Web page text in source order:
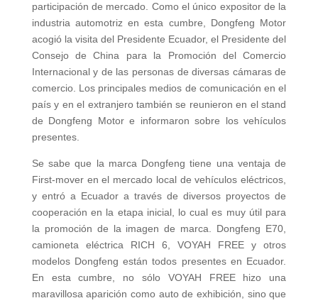
participación de mercado. Como el único expositor de la
industria automotriz en esta cumbre, Dongfeng Motor
acogió la visita del Presidente Ecuador, el Presidente del
Consejo de China para la Promoción del Comercio
Internacional y de las personas de diversas cámaras de
comercio. Los principales medios de comunicación en el
país y en el extranjero también se reunieron en el stand
de Dongfeng Motor e informaron sobre los vehículos
presentes.
Se sabe que la marca Dongfeng tiene una ventaja de
First-mover en el mercado local de vehículos eléctricos,
y entró a Ecuador a través de diversos proyectos de
cooperación en la etapa inicial, lo cual es muy útil para
la promoción de la imagen de marca. Dongfeng E70,
camioneta eléctrica RICH 6, VOYAH FREE y otros
modelos Dongfeng están todos presentes en Ecuador.
En esta cumbre, no sólo VOYAH FREE hizo una
maravillosa aparición como auto de exhibición, sino que